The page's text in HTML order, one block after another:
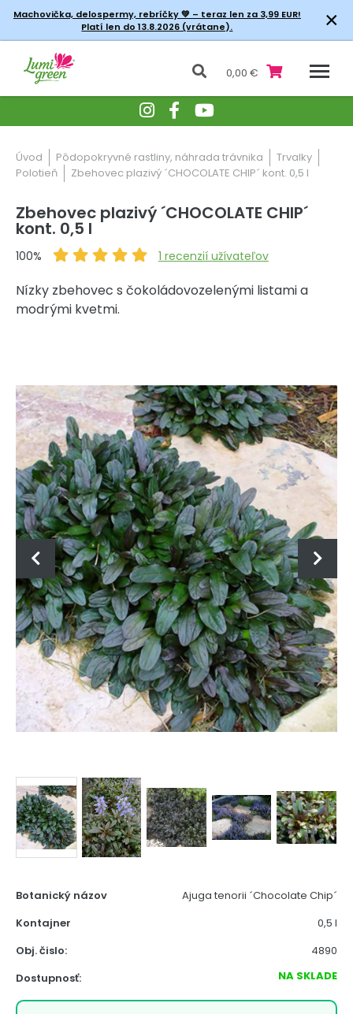
Machovička, delospermy, rebríčky💚 – teraz len za 3,99 EUR!
Platí len do 13.8.2026 (vrátane).
×
0,00 €
Úvod Pôdopokryvné rastliny, náhrada trávnika
Trvalky
Polotieň
Zbehovec plazivý ´CHOCOLATE CHIP´ kont. 0,5 l
Zbehovec plazivý ´CHOCOLATE CHIP´
kont. 0,5 l
100% 1 recenzií užívateľov
Nízky zbehovec s čokoládovozelenými listami a
modrými kvetmi.
Botanický názov
Ajuga tenorii ´Chocolate Chip´
Kontajner
0,5 l
Obj. čislo:
4890
Dostupnosť:
NA SKLADE